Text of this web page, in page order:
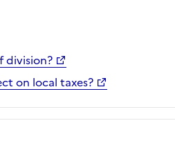
division?
on local taxes?